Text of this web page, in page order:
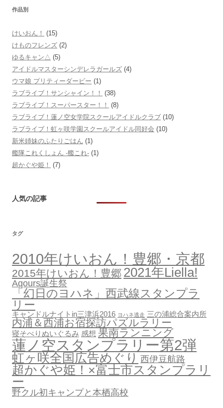
作品別
けいおん！
(15)
けものフレンズ (2)
ゆるキャン△ (5)
アイドルマスターシンデレラガールズ (4)
ウマ娘 プリティーダービー (1)
ラブライブ！サンシャイン！！
(38)
ラブライブ！スーパースター！！
(8)
ラブライブ！蓮ノ空女学院スクールアイドルクラブ (10)
ラブライブ！虹ヶ咲学園スクールアイドル同好会 (10)
新米姉妹のふたりごはん (1)
艦隊これくしょん -艦これ- (1)
超かぐや姫！
(7)
人気の記事
タグ
2010年けいおん！豊郷・京都
2015年けいおん！豊郷 2021年Liella!
Aqours誕生祭
「幻日のヨハネ」西武線スタンプラ
リー
キャンドルナイトin三津浜2016 ヨハネ逃走 三の浦総合案内所
内浦＆西浦お宿探訪パズルラリー
寝そべりぬいぐるみ 感想 果南ランニング
蓮ノ空スタンプラリー第2弾
虹ヶ咲全国広告めぐり 西伊豆航路
超かぐや姫！×富士市スタンプラリ
ー
野クル初キャンプと本栖高校